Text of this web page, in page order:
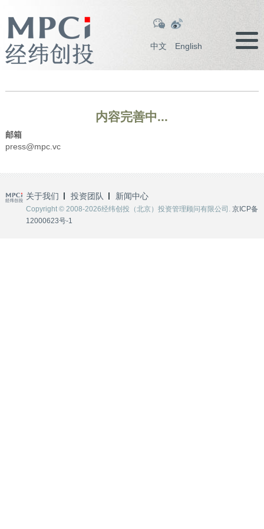
中文 English
内容完善中...
邮箱
press@mpc.vc
关于我们 投资团队 新闻中心
Copyright © 2008-2026经纬创投（北京）投资管理顾问有限公司. 京ICP备
12000623号-1